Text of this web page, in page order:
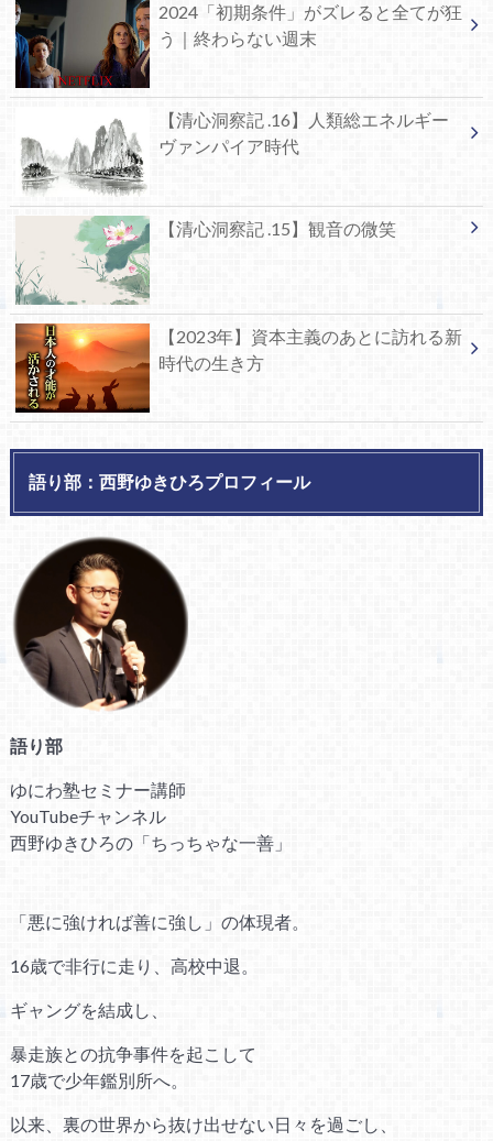
2024「初期条件」がズレると全てが狂
う｜終わらない週末
【清心洞察記 .16】人類総エネルギー
ヴァンパイア時代
【清心洞察記 .15】観音の微笑
【2023年】資本主義のあとに訪れる新
時代の生き方
語り部：西野ゆきひろプロフィール
語り部
ゆにわ塾セミナー講師
YouTubeチャンネル
西野ゆきひろの「ちっちゃな一善」
「悪に強ければ善に強し」の体現者。
16歳で非行に走り、高校中退。
ギャングを結成し、
暴走族との抗争事件を起こして
17歳で少年鑑別所へ。
以来、裏の世界から抜け出せない日々を過ごし、